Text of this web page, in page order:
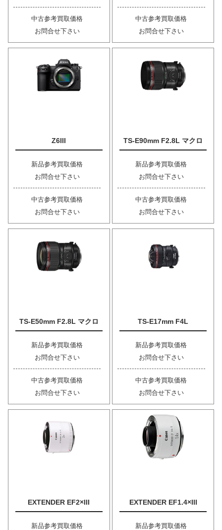
中古参考買取価格
お問合せ下さい
中古参考買取価格
お問合せ下さい
Z6III
新品参考買取価格
お問合せ下さい
中古参考買取価格
お問合せ下さい
TS-E90mm F2.8L マクロ
新品参考買取価格
お問合せ下さい
中古参考買取価格
お問合せ下さい
TS-E50mm F2.8L マクロ
新品参考買取価格
お問合せ下さい
中古参考買取価格
お問合せ下さい
TS-E17mm F4L
新品参考買取価格
お問合せ下さい
中古参考買取価格
お問合せ下さい
EXTENDER EF2×III
新品参考買取価格
EXTENDER EF1.4×III
新品参考買取価格